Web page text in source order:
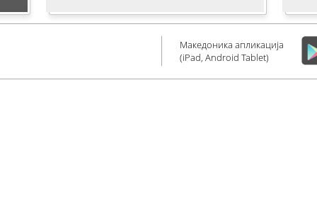
Македоника апликација
(iPad, Android Tablet)